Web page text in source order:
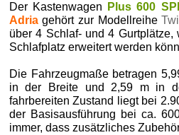
Der Kastenwagen Plus 600
Adriagehört zur Modellreihe
über 4 Schlaf- und 4
Schlafplatz erweitert werden
Die Fahrzeugmaße betragen
in der Breite und 2,59 m in
fahrbereiten Zustand liegt bei
der Basisausführung bei ca.
immer, dass zusätzliches